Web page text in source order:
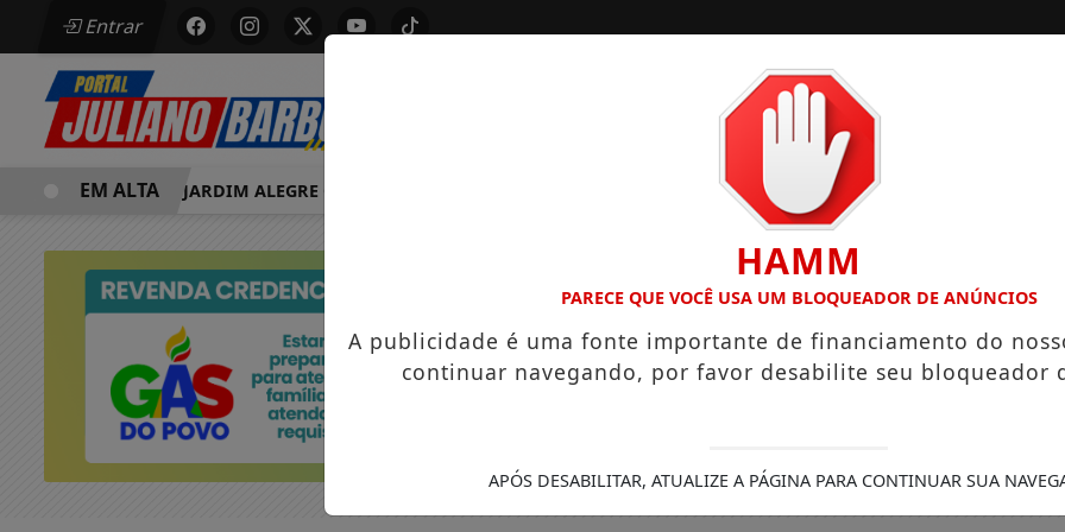
Entrar
INÍCIO
MORRE EM JARDIM ALEGRE OSVALDO PEDRO DOS SANTOS, O “NEGUINHO DA COXINHA”, QUE VIRALIZOU COM FRASE
EM ALTA
HAMM
PARECE QUE VOCÊ USA UM BLOQUEADOR DE ANÚNCIOS
A publicidade é uma fonte importante de financiamento do
continuar navegando, por favor desabilite seu bloqueador
APÓS DESABILITAR, ATUALIZE A PÁGINA PARA CONTINUAR SUA